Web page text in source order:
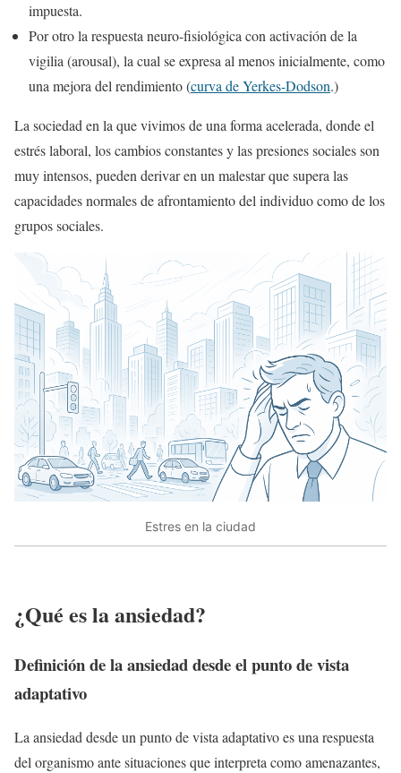
impuesta.
Por otro la respuesta neuro-fisiológica con activación de la
vigilia (arousal), la cual se expresa al menos inicialmente, como
una mejora del rendimiento (curva de Yerkes-Dodson.)
La sociedad en la que vivimos de una forma acelerada, donde el
estrés laboral, los cambios constantes y las presiones sociales son
muy intensos, pueden derivar en un malestar que supera las
capacidades normales de afrontamiento del individuo como de los
grupos sociales.
Estres en la ciudad
¿Qué es la ansiedad?
Definición de la ansiedad desde el punto de vista
adaptativo
La ansiedad desde un punto de vista adaptativo es una respuesta
del organismo ante situaciones que interpreta como amenazantes,